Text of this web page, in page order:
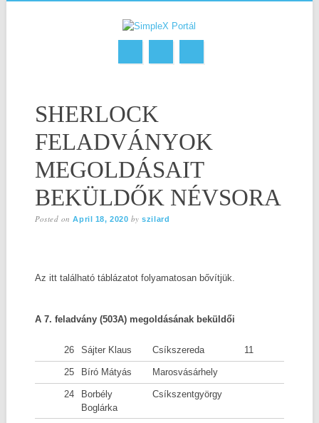
content
SHERLOCK
FELADVÁNYOK
MEGOLDÁSAIT
BEKÜLDŐK NÉVSORA
Posted onApril 18, 2020 byszilard
Az itt található táblázatot folyamatosan bővítjük.
A 7. feladvány (503A) megoldásának beküldői
26 Sájter Klaus Csíkszereda 11
25 Bíró Mátyás Marosvásárhely
24
Borbély
Boglárka
Csíkszentgyörgy